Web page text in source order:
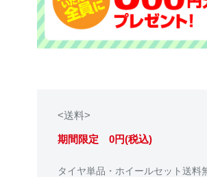
<送料>
期間限定 0円(税込)
タイヤ単品・ホイールセット送料